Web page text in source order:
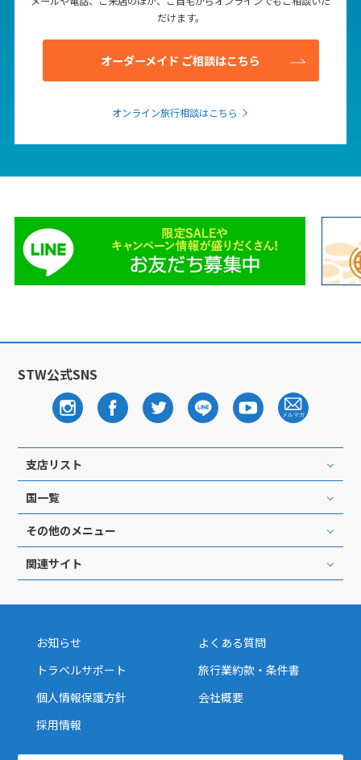
だけます。
オーダーメイド ご相談はこちら
オンライン旅行相談はこちら
STW公式SNS
支店リスト
国一覧
その他のメニュー
関連サイト
お知らせ
よくある質問
トラベルサポート
旅行業約款・条件書
個人情報保護方針
会社概要
採用情報